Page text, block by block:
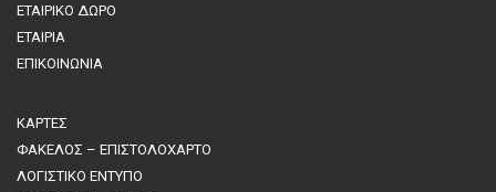
ΕΤΑΙΡΙΚΟ ΔΩΡΟ
ΕΤΑΙΡΙΑ
ΕΠΙΚΟΙΝΩΝΙΑ
ΚΑΡΤΕΣ
ΦΑΚΕΛΟΣ – ΕΠΙΣΤΟΛΟΧΑΡΤΟ
ΛΟΓΙΣΤΙΚΟ ΕΝΤΥΠΟ